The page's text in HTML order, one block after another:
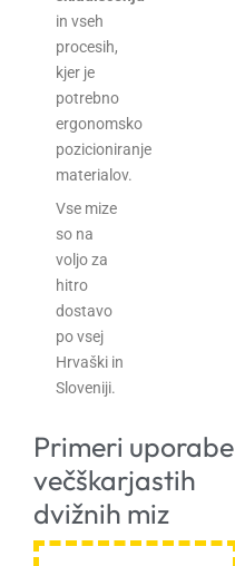
in vseh
procesih,
kjer je
potrebno
ergonomsko
pozicioniranje
materialov.
Vse mize
so na
voljo za
hitro
dostavo
po vsej
Hrvaški in
Sloveniji.
Primeri uporabe
večškarjastih
dvižnih miz